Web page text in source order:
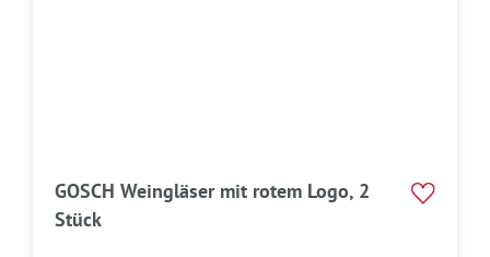
GOSCH Weingläser mit rotem Logo, 2
Stück